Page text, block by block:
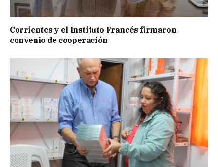
Corrientes y el Instituto Francés firmaron
convenio de cooperación